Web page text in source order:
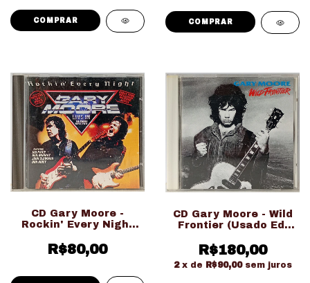
CD Gary Moore -
Rockin' Every Night
Ed. Importado)
R$80,00
CD Gary Moore - Wild
Frontier (Usado Ed.
R$180,00
2 x de R$90,00 sem juros